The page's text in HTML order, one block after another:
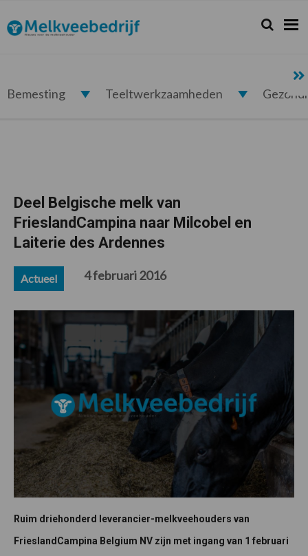
de
hoofdnavigatie
de
hoofd
de
eerste
de
voettekst
Melkveebedrijf.nl Zoeken...
Zoek
Bemesting Teeltwerkzaamheden
Deel Belgische melk van
FrieslandCampina naar Milcobel en
Laiterie des Ardennes
Actueel 4 februari 2016
Ruim driehonderd leverancier-melkveehouders van
FrieslandCampina Belgium NV zijn met ingang van 1 februari